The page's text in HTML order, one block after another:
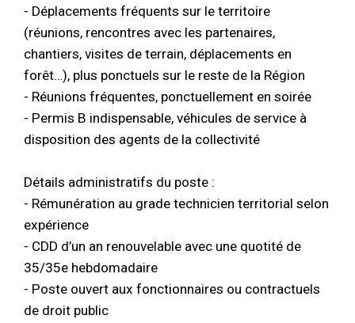
- Déplacements fréquents sur le territoire
(réunions, rencontres avec les partenaires,
chantiers, visites de terrain, déplacements en
forêt…), plus ponctuels sur le reste de la Région
- Réunions fréquentes, ponctuellement en soirée
- Permis B indispensable, véhicules de service à
disposition des agents de la collectivité
Détails administratifs du poste :
- Rémunération au grade technicien territorial selon
expérience
- CDD d’un an renouvelable avec une quotité de
35/35e hebdomadaire
- Poste ouvert aux fonctionnaires ou contractuels
de droit public